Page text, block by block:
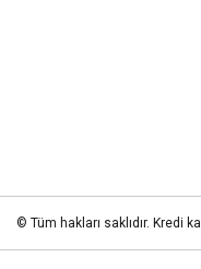
© Tüm hakları saklıdır. Kredi